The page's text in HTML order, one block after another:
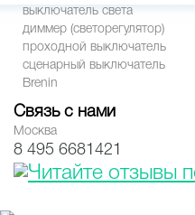
выключатель света
диммер (светорегулятор)
проходной выключатель
сценарный выключатель
Brenin
Связь с нами
Москва
8 495 6681421